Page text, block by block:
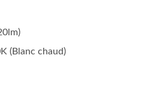
(Blanc chaud)